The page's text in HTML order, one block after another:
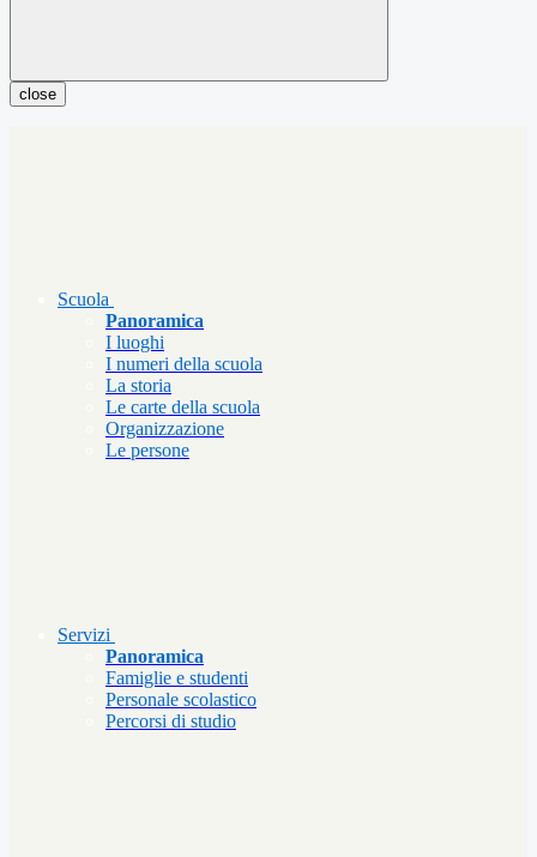
close
Scuola
Panoramica
I luoghi
I numeri della scuola
La storia
Le carte della scuola
Organizzazione
Le persone
Servizi
Panoramica
Famiglie e studenti
Personale scolastico
Percorsi di studio